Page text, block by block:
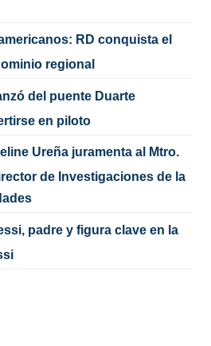
RD conquista el
regional
del puente Duarte
en piloto
Ureña juramenta al Mtro.
de Investigaciones de la
padre y figura clave en la